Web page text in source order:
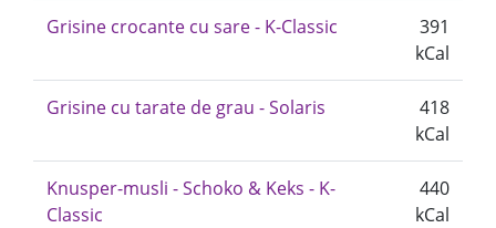
Grisine crocante cu sare - K-Classic
391
kCal
Grisine cu tarate de grau - Solaris
418
kCal
Knusper-musli - Schoko & Keks - K-
Classic
440
kCal